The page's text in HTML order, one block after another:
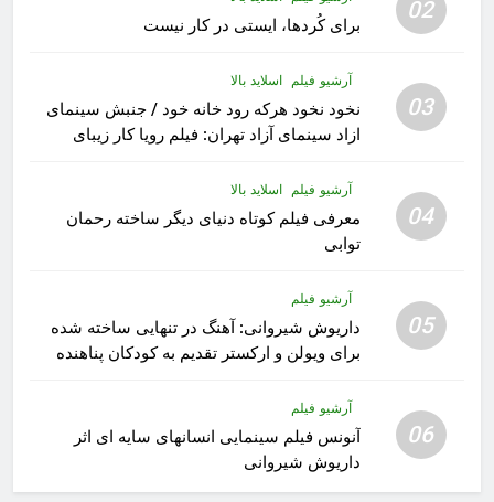
02
برای کُردها، ایستی در کار نیست
03
آرشیو فیلم اسلاید بالا
نخود نخود هرکه رود خانه خود / جنبش سینمای
ازاد سینمای آزاد تهران: فیلم رویا کار زیبای
04
آرشیو فیلم اسلاید بالا
معرفی فیلم کوتاه دنیای دیگر ساخته رحمان
توابی
05
آرشیو فیلم
داریوش شیروانی: آهنگ در تنهایی ساخته شده
برای ویولن و ارکستر تقدیم به کودکان پناهنده
06
آرشیو فیلم
آنونس فیلم سینمایی انسانهای سایه ای اثر
داریوش شیروانی